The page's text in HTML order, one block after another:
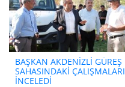
BAŞKAN AKDENİZLİ GÜREŞ
SAHASINDAKİ ÇALIŞMALARI
İNCELEDİ